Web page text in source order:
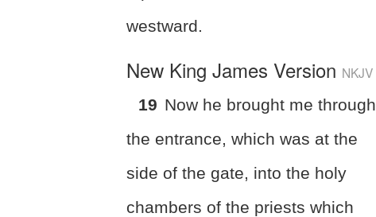
westward.
New King James Version NKJV
19 Now he brought me through
the entrance, which was at the
side of the gate, into the holy
chambers of the priests which